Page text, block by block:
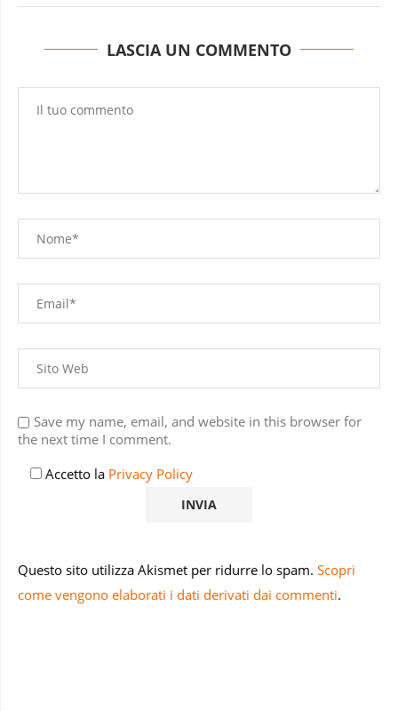
Save my name, email, and website in this browser for
Questo sito utilizza Akismet per ridurre lo spam.Scopri